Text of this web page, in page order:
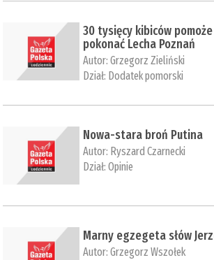
30 tysięcy kibiców
pokonać Lecha Poznań
Autor:Grzegorz Zieliński
Dział: Dodatek pomorski
Nowa-stara broń Putina
Autor: Ryszard Czarnecki
Dział:Opinie
Marny egzegeta słów
Autor:Grzegorz Wszołek